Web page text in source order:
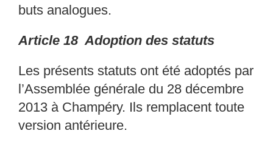
buts analogues.
Article 18 Adoption des statuts
Les présents statuts ont été adoptés par
l’Assemblée générale du 28 décembre
2013 à Champéry. Ils remplacent toute
version antérieure.